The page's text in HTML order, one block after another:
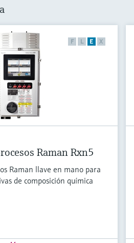
F L E X
Raman Rxn5
Raman llave en mano para
de composición química